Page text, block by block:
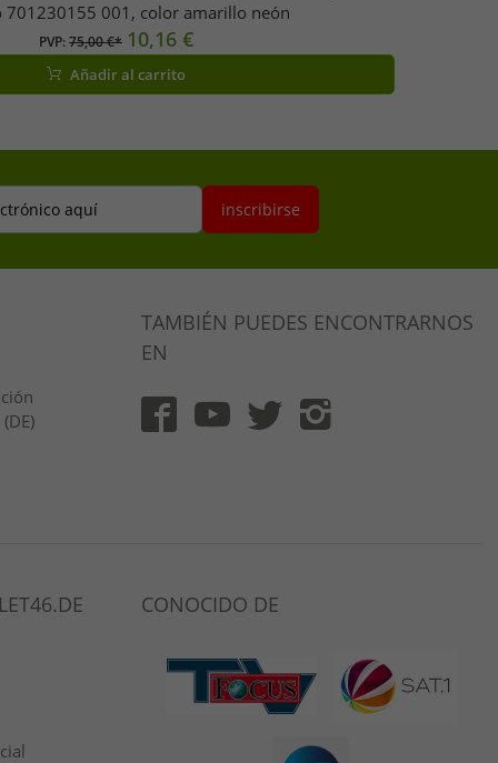
701230155 001, color amarillo neón
PVP:75,00 €* 10,16 €
Añadir al carrito
aquí inscribirse
TAMBIÉN PUEDES ENCONTRARNOS
EN
CONOCIDO DE